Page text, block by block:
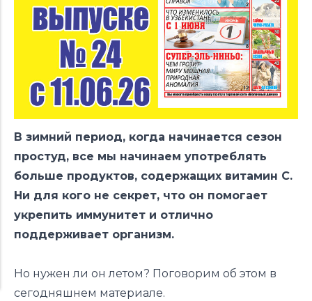
В зимний период, когда начинается сезон
простуд, все мы начинаем употреблять
больше продуктов, содержащих витамин С.
Ни для кого не секрет, что он помогает
укрепить иммунитет и отлично
поддерживает организм.
Но нужен ли он летом? Поговорим об этом в
сегодняшнем материале.